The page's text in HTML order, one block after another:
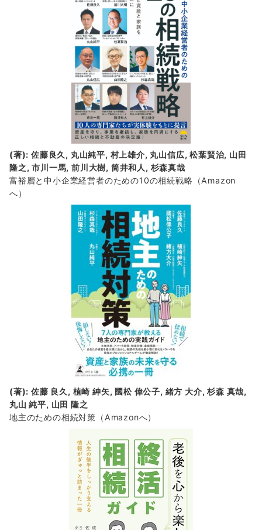
(著): 佐藤良久, 丸山純平, 村上雄介, 丸山信広, 松葉賢治, 山田
隆之, 市川一馬, 前川大樹, 筒井和人, 杉森真哉
富裕層と中小企業経営者のための10の相続戦略 （Amazon
へ）
(著): 佐藤 良久, 植崎 紳矢, 國松 偉公子, 緒方 大介, 杉森 真哉,
丸山 純平, 山田 隆之
地主のための相続対策 （Amazonへ）